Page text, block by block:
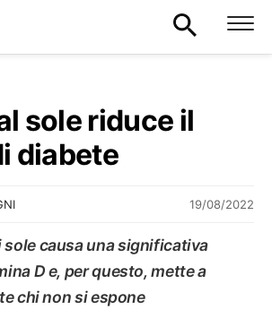
sole riduce il
diabete
19/08/2022
sole causa una significativa
D e, per questo, mette a
chi non si espone